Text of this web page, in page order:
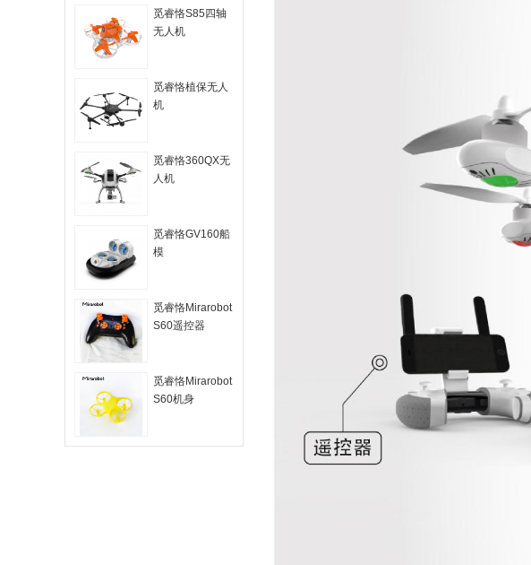
觅睿恪S85四轴
无人机
觅睿恪植保无人
机
觅睿恪360QX无
人机
觅睿恪GV160船
模
觅睿恪Mirarobot
S60遥控器
觅睿恪Mirarobot
S60机身